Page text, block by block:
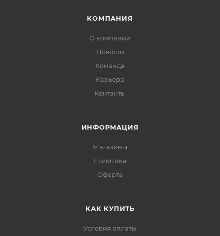
КОМПАНИЯ
О компании
Новости
Команда
Карьера
Контакты
ИНФОРМАЦИЯ
Магазины
Политика
Офертa
КАК КУПИТЬ
Условия оплаты